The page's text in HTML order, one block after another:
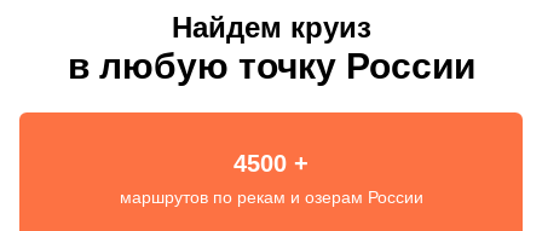
Найдем круиз
в любую точку России
4500 +
маршрутов по рекам и озерам России